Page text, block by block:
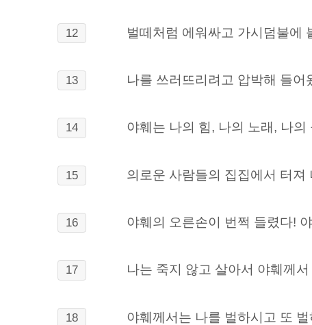
12 벌떼처럼 에워싸고 가시덤불에
13 나를 쓰러뜨리려고 압박해 들
14 야훼는 나의 힘, 나의 노래, 나의
15 의로운 사람들의 집집에서 터
16 야훼의 오른손이 번쩍 들렸다!
17 나는 죽지 않고 살아서 야훼께
18 야훼께서는 나를 벌하시고 또